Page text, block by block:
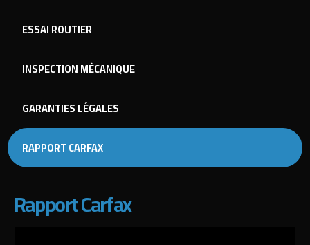
ESSAI ROUTIER
INSPECTION MÉCANIQUE
GARANTIES LÉGALES
RAPPORT CARFAX
Rapport Carfax